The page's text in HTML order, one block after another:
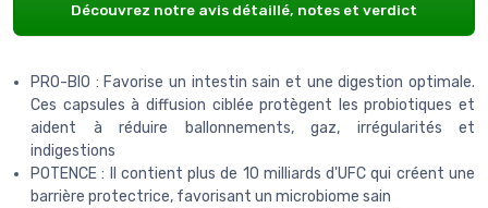
Découvrez notre avis détaillé, notes et verdict
PRO-BIO : Favorise un intestin sain et une digestion optimale.
Ces capsules à diffusion ciblée protègent les probiotiques et
aident à réduire ballonnements, gaz, irrégularités et
indigestions
POTENCE : Il contient plus de 10 milliards d'UFC qui créent une
barrière protectrice, favorisant un microbiome sain